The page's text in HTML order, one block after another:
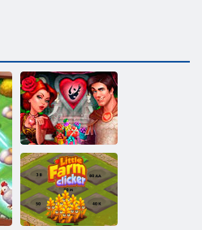
Şövalyeler ve
Gelinler